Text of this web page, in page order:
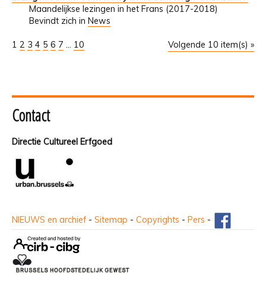
Maandelijkse lezingen in het Frans (2017-2018)
Bevindt zich in News
Volgende 10 item(s) »
1 2 3 4 5 6 7 ... 10
Contact
Directie Cultureel Erfgoed
NIEUWS en archief - Sitemap - Copyrights - Pers -